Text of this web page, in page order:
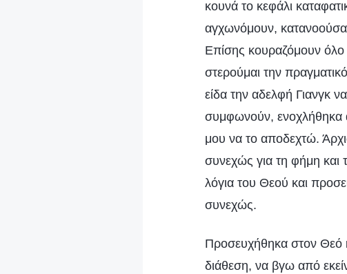
κουνά το κεφάλι
αγχωνόμουν,
Επίσης κουραζόμουν
στερούμαι την
είδα την αδελφή Γιανγκ
συμφωνούν, ενοχλήθηκα
μου να το αποδεχτώ.
συνεχώς για τη φήμη
λόγια του Θεού και
συνεχώς.
Προσευχήθηκα στον Θεό
διάθεση, να βγω από